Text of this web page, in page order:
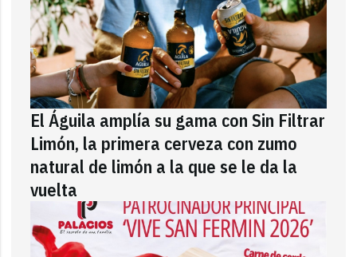
El Águila amplía su gama con Sin Filtrar
Limón, la primera cerveza con zumo
natural de limón a la que se le da la
vuelta